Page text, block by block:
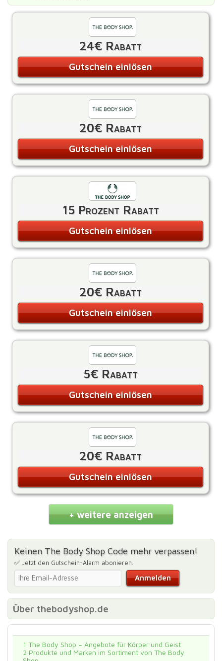
24€ Rabatt
Gutschein einlösen
20€ Rabatt
Gutschein einlösen
15 Prozent Rabatt
Gutschein einlösen
20€ Rabatt
Gutschein einlösen
5€ Rabatt
Gutschein einlösen
20€ Rabatt
Gutschein einlösen
+ weitere anzeigen
Keinen The Body Shop Code mehr verpassen!
✅ Jetzt den Gutschein-Alarm abonieren.
Über thebodyshop.de
1 The Body Shop – Angebote für Körper und Geist
2 Produkte und Marken im Sortiment von The Body